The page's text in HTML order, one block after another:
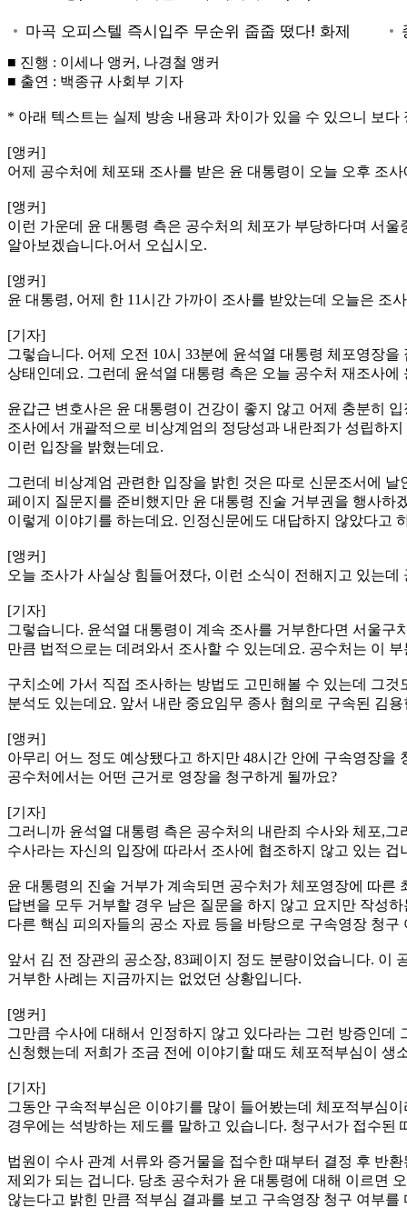
■ 진행 : 이세나 앵커, 나경철 앵커
■ 출연 : 백종규 사회부 기자
* 아래 텍스트는 실제 방송 내용과 차이가 있을 수 있으니 보
[앵커]
어제 공수처에 체포돼 조사를 받은 윤 대통령이 오늘 오후 조
[앵커]
이런 가운데 윤 대통령 측은 공수처의 체포가 부당하다며 서
알아보겠습니다.어서 오십시오.
[앵커]
윤 대통령, 어제 한 11시간 가까이 조사를 받았는데 오늘은 조
[기자]
그렇습니다. 어제 오전 10시 33분에 윤석열 대통령 체포영장
상태인데요. 그런데 윤석열 대통령 측은 오늘 공수처 재조사
윤갑근 변호사은 윤 대통령이 건강이 좋지 않고 어제 충분히
조사에서 개괄적으로 비상계엄의 정당성과 내란죄가 성립하
이런 입장을 밝혔는데요.
그런데 비상계엄 관련한 입장을 밝힌 것은 따로 신문조서에
페이지 질문지를 준비했지만 윤 대통령 진술 거부권을 행사
이렇게 이야기를 하는데요. 인정신문에도 대답하지 않았다고
[앵커]
오늘 조사가 사실상 힘들어졌다, 이런 소식이 전해지고 있는
[기자]
그렇습니다. 윤석열 대통령이 계속 조사를 거부한다면 서울
만큼 법적으로는 데려와서 조사할 수 있는데요. 공수처는 이
구치소에 가서 직접 조사하는 방법도 고민해볼 수 있는데 그
분석도 있는데요. 앞서 내란 중요임무 종사 혐의로 구속된 김
[앵커]
아무리 어느 정도 예상됐다고 하지만 48시간 안에 구속영장
공수처에서는 어떤 근거로 영장을 청구하게 될까요?
[기자]
그러니까 윤석열 대통령 측은 공수처의 내란죄 수사와 체포,
수사라는 자신의 입장에 따라서 조사에 협조하지 않고 있는
윤 대통령의 진술 거부가 계속되면 공수처가 체포영장에 따른
답변을 모두 거부할 경우 남은 질문을 하지 않고 요지만 작성
다른 핵심 피의자들의 공소 자료 등을 바탕으로 구속영장 청
앞서 김 전 장관의 공소장, 83페이지 정도 분량이었습니다. 이
거부한 사례는 지금까지는 없었던 상황입니다.
[앵커]
그만큼 수사에 대해서 인정하지 않고 있다라는 그런 방증인
신청했는데 저희가 조금 전에 이야기할 때도 체포적부심이
[기자]
그동안 구속적부심은 이야기를 많이 들어봤는데 체포적부심
경우에는 석방하는 제도를 말하고 있습니다. 청구서가 접수
법원이 수사 관계 서류와 증거물을 접수한 때부터 결정 후 반
제외가 되는 겁니다. 당초 공수처가 윤 대통령에 대해 이르면
않는다고 밝힌 만큼 적부심 결과를 보고 구속영장 청구 여부를